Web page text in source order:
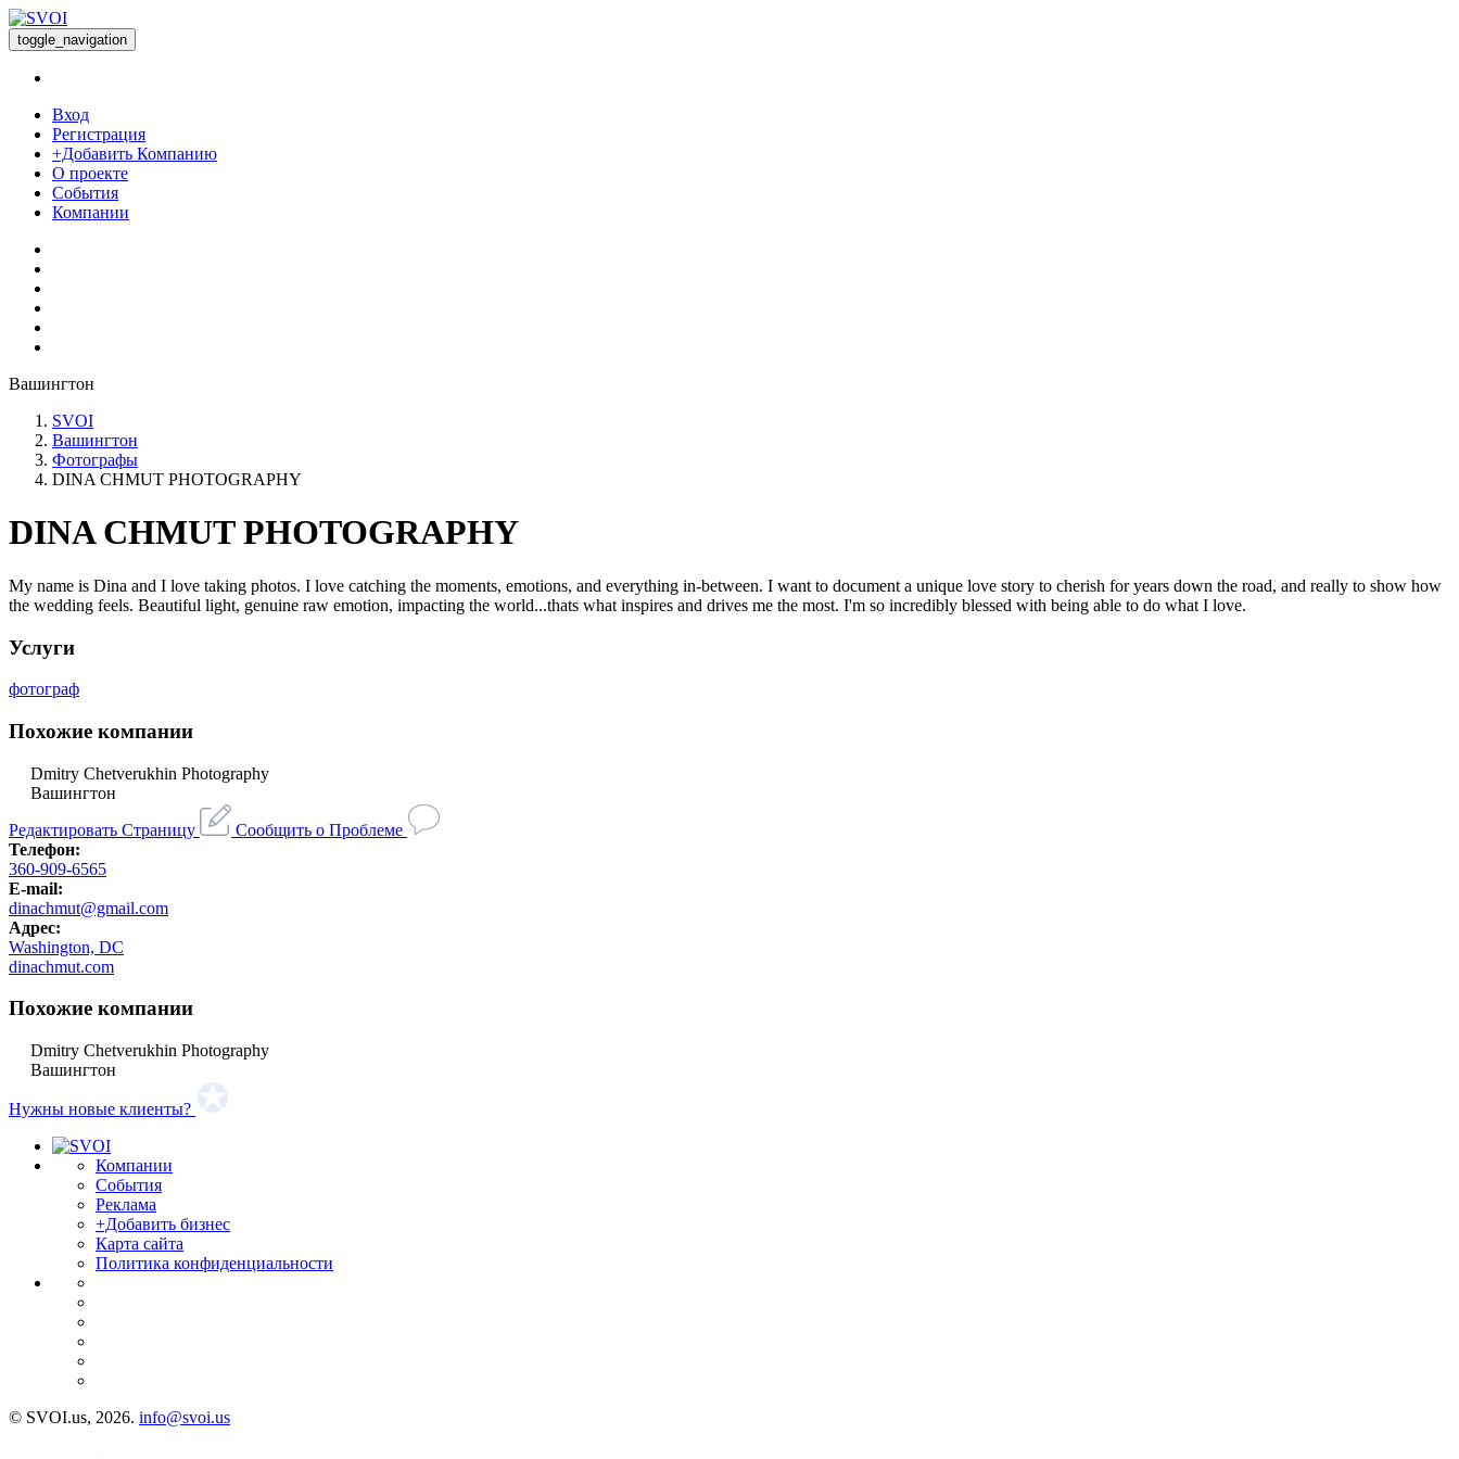
toggle_navigation
Вход
Регистрация
+Добавить Компанию
О проекте
События
Компании
Вашингтон
SVOI
Вашингтон
Фотографы
DINA CHMUT PHOTOGRAPHY
DINA CHMUT PHOTOGRAPHY
My name is Dina and I love taking photos. I love catching the moments, emotions, and everything in-between. I want to document a unique love story to cherish for years down the road, and really to show how
the wedding feels. Beautiful light, genuine raw emotion, impacting the world...thats what inspires and drives me the most. I'm so incredibly blessed with being able to do what I love.
Услуги
фотограф
Похожие компании
Dmitry Chetverukhin Photography
Вашингтон
Редактировать Страницу
Сообщить о Проблеме
Телефон:
360-909-6565
E-mail:
dinachmut@gmail.com
Адрес:
Washington, DC
dinachmut.com
Похожие компании
Dmitry Chetverukhin Photography
Вашингтон
Нужны новые клиенты?
Компании
События
Реклама
+Добавить бизнес
Карта сайта
Политика конфиденциальности
© SVOI.us, 2026. info@svoi.us